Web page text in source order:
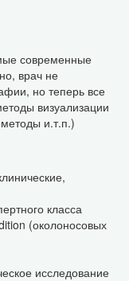
современные
врач не
но теперь все
визуализации
и.т.п.)
класса
(околоносовых
исследование